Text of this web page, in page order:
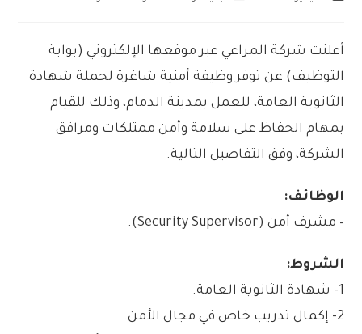
أعلنت شركة المراعي عبر موقعها الإلكتروني (بوابة
التوظيف) عن توفر وظيفة أمنية شاغرة لحملة شهادة
الثانوية العامة، للعمل بمدينة الدمام، وذلك للقيام
بمهام الحفاظ على سلامة وأمن ممتلكات ومرافق
الشركة، وفق التفاصيل التالية.
الوظائف:
– مشرف أمن (Security Supervisor).
الشروط:
1- شهادة الثانوية العامة.
2- إكمال تدريب خاص في مجال الأمن.